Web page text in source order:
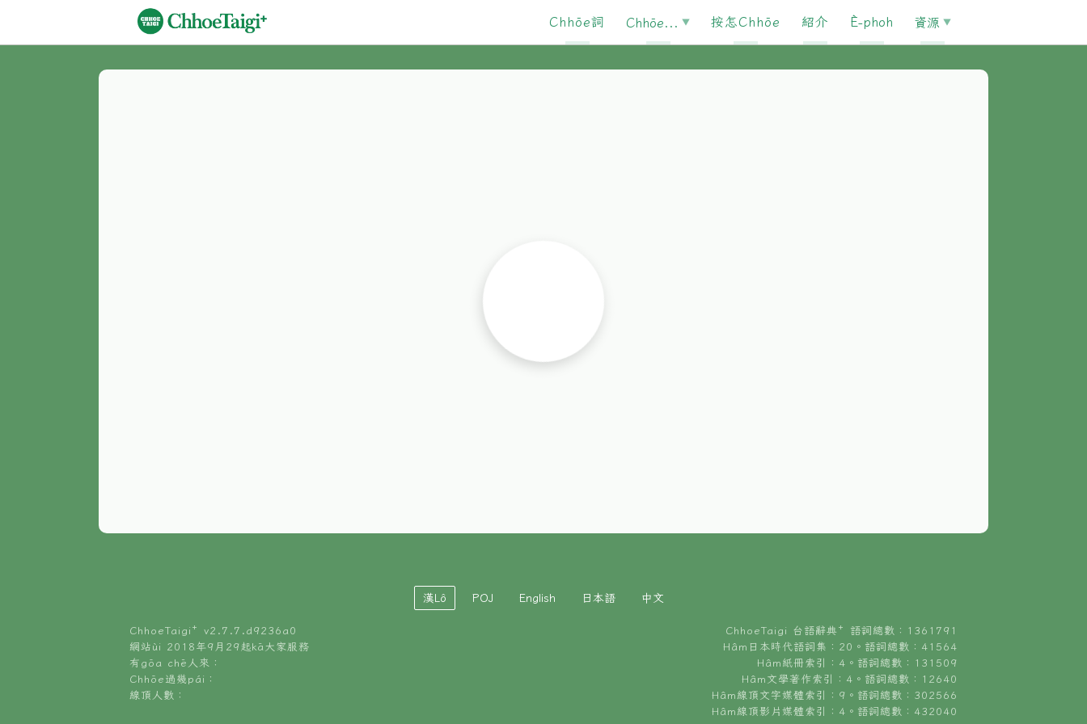
Chhōe詞 Chhōe... 按怎Chhōe 紹介 È-phoh 資源
漢Lô POJ English 日本語 中文
ChhoeTaigi⁺ v2.7.7.d9236a0
網站ùi 2018年9月29起kā大家服務
有gōa chē人來：
Chhōe過幾pái：
線頂人數：
ChhoeTaigi 台語辭典⁺ 語詞總數：1361791
Hâm日本時代語詞集：20。語詞總數：41564
Hâm紙冊索引：4。語詞總數：131509
Hâm文學著作索引：4。語詞總數：12640
Hâm線頂文字媒體索引：9。語詞總數：302566
Hâm線頂影片媒體索引：4。語詞總數：432040